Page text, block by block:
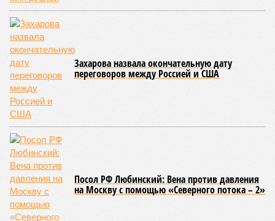
Захарова назвала окончательную дату
переговоров между Россией и США
Посол РФ Любинский: Вена против давления
на Москву с помощью «Северного потока – 2»